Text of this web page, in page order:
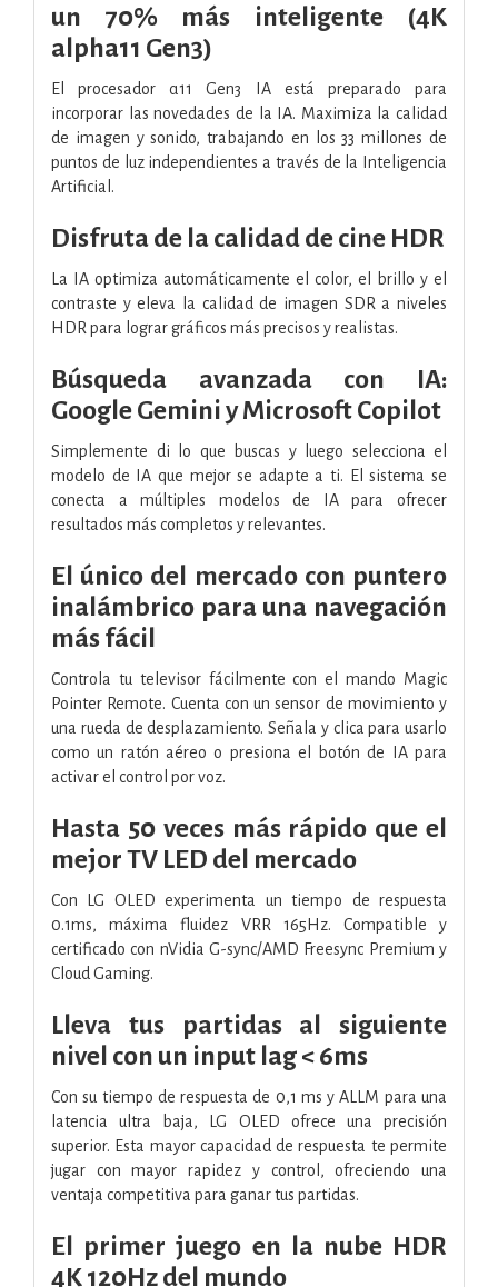
un 70% más inteligente (4K
alpha11 Gen3)
El procesador α11 Gen3 IA está preparado para
incorporar las novedades de la IA. Maximiza la calidad
de imagen y sonido, trabajando en los 33 millones de
puntos de luz independientes a través de la Inteligencia
Artificial.
Disfruta de la calidad de cine HDR
La IA optimiza automáticamente el color, el brillo y el
contraste y eleva la calidad de imagen SDR a niveles
HDR para lograr gráficos más precisos y realistas.
Búsqueda avanzada con IA:
Google Gemini y Microsoft Copilot
Simplemente di lo que buscas y luego selecciona el
modelo de IA que mejor se adapte a ti. El sistema se
conecta a múltiples modelos de IA para ofrecer
resultados más completos y relevantes.
El único del mercado con puntero
inalámbrico para una navegación
más fácil
Controla tu televisor fácilmente con el mando Magic
Pointer Remote. Cuenta con un sensor de movimiento y
una rueda de desplazamiento. Señala y clica para usarlo
como un ratón aéreo o presiona el botón de IA para
activar el control por voz.
Hasta 50 veces más rápido que el
mejor TV LED del mercado
Con LG OLED experimenta un tiempo de respuesta
0.1ms, máxima fluidez VRR 165Hz. Compatible y
certificado con nVidia G-sync/AMD Freesync Premium y
Cloud Gaming.
Lleva tus partidas al siguiente
nivel con un input lag < 6ms
Con su tiempo de respuesta de 0,1 ms y ALLM para una
latencia ultra baja, LG OLED ofrece una precisión
superior. Esta mayor capacidad de respuesta te permite
jugar con mayor rapidez y control, ofreciendo una
ventaja competitiva para ganar tus partidas.
El primer juego en la nube HDR
4K 120Hz del mundo